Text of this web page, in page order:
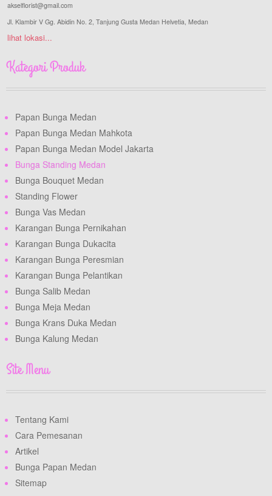
akselflorist@gmail.com
Jl. Klambir V Gg. Abidin No. 2, Tanjung Gusta Medan Helvetia, Medan
lihat lokasi...
Kategori Produk
Papan Bunga Medan
Papan Bunga Medan Mahkota
Papan Bunga Medan Model Jakarta
Bunga Standing Medan
Bunga Bouquet Medan
Standing Flower
Bunga Vas Medan
Karangan Bunga Pernikahan
Karangan Bunga Dukacita
Karangan Bunga Peresmian
Karangan Bunga Pelantikan
Bunga Salib Medan
Bunga Meja Medan
Bunga Krans Duka Medan
Bunga Kalung Medan
Site Menu
Tentang Kami
Cara Pemesanan
Artikel
Bunga Papan Medan
Sitemap